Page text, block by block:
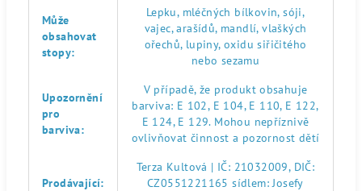
Může
obsahovat
stopy:
Lepku, mléčných bílkovin, sóji,
vajec, arašídů, mandlí, vlaškých
ořechů, lupiny, oxidu siřičitého
nebo sezamu
Upozornění
pro
barviva:
V případě, že produkt obsahuje
barviva: E 102, E 104, E 110, E 122,
E 124, E 129. Mohou nepříznivě
ovlivňovat činnost a pozornost dětí
Prodávající:
Terza Kultová | IČ: 21032009, DIČ:
CZ0551221165 sídlem: Josefy